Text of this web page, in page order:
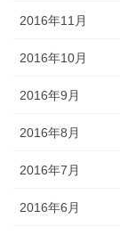
2016年11月
2016年10月
2016年9月
2016年8月
2016年7月
2016年6月